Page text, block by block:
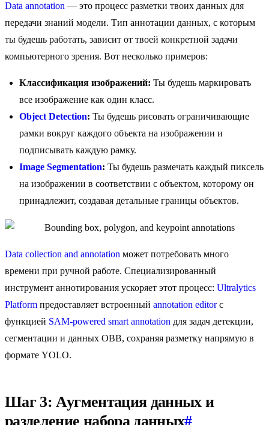
Data annotation — это процесс разметки твоих данных для
передачи знаний модели. Тип аннотации данных, с которым
ты будешь работать, зависит от твоей конкретной задачи
компьютерного зрения. Вот несколько примеров:
Классификация изображений: Ты будешь маркировать
все изображение как один класс.
Object Detection: Ты будешь рисовать ограничивающие
рамки вокруг каждого объекта на изображении и
подписывать каждую рамку.
Image Segmentation: Ты будешь размечать каждый пиксель
на изображении в соответствии с объектом, которому он
принадлежит, создавая детальные границы объектов.
Data collection and annotation может потребовать много
времени при ручной работе. Специализированный
инструмент аннотирования ускоряет этот процесс: Ultralytics
Platform предоставляет встроенный annotation editorс
функцией SAM-powered smart annotation для задач детекции,
сегментации и данных OBB, сохраняя разметку напрямую в
формате YOLO.
Шаг 3: Аугментация данных и
разделение набора данных#